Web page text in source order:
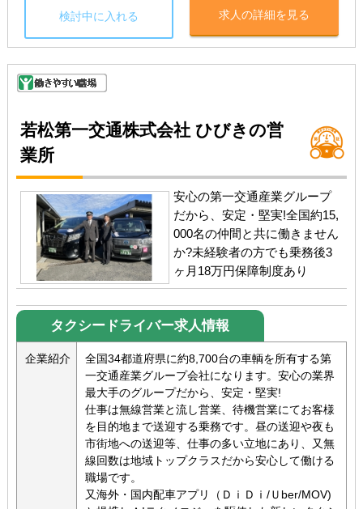
検討中に入れる 求人の詳細を見る
若松第一交通株式会社 ひびきの営
業所
安心の第一交通産業グループ
だから、安定・堅実!全国約15,
000名の仲間と共に働きません
か?未経験者の方でも乗務後3
ヶ月18万円保障制度あり
タクシードライバー求人情報
企業紹介
全国34都道府県に約8,700台の車輌を所有する第
一交通産業グループ会社になります。安心の業界
最大手のグループだから、安定・堅実!
仕事は無線営業と流し営業、待機営業にてお客様
を目的地まで送迎する乗務です。昼の送迎や夜も
市街地への送迎等、仕事の多い立地にあり、又無
線回数は地域トップクラスだから安心して働ける
職場です。
又海外・国内配車アプリ（ＤｉＤｉ/Ｕber/MOV)